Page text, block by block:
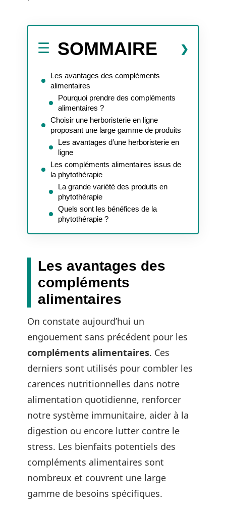
SOMMAIRE
Les avantages des compléments
alimentaires
Pourquoi prendre des compléments
alimentaires ?
Choisir une herboristerie en ligne
proposant une large gamme de produits
Les avantages d’une herboristerie en
ligne
Les compléments alimentaires issus de
la phytothérapie
La grande variété des produits en
phytothérapie
Quels sont les bénéfices de la
phytothérapie ?
Les avantages des
compléments
alimentaires
On constate aujourd’hui un
engouement sans précédent pour les
compléments alimentaires. Ces
derniers sont utilisés pour combler les
carences nutritionnelles dans notre
alimentation quotidienne, renforcer
notre système immunitaire, aider à la
digestion ou encore lutter contre le
stress. Les bienfaits potentiels des
compléments alimentaires sont
nombreux et couvrent une large
gamme de besoins spécifiques.